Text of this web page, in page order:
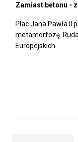
Zamiast betonu -
Plac Jana Pawła II
metamorfozę.
Europejskich.